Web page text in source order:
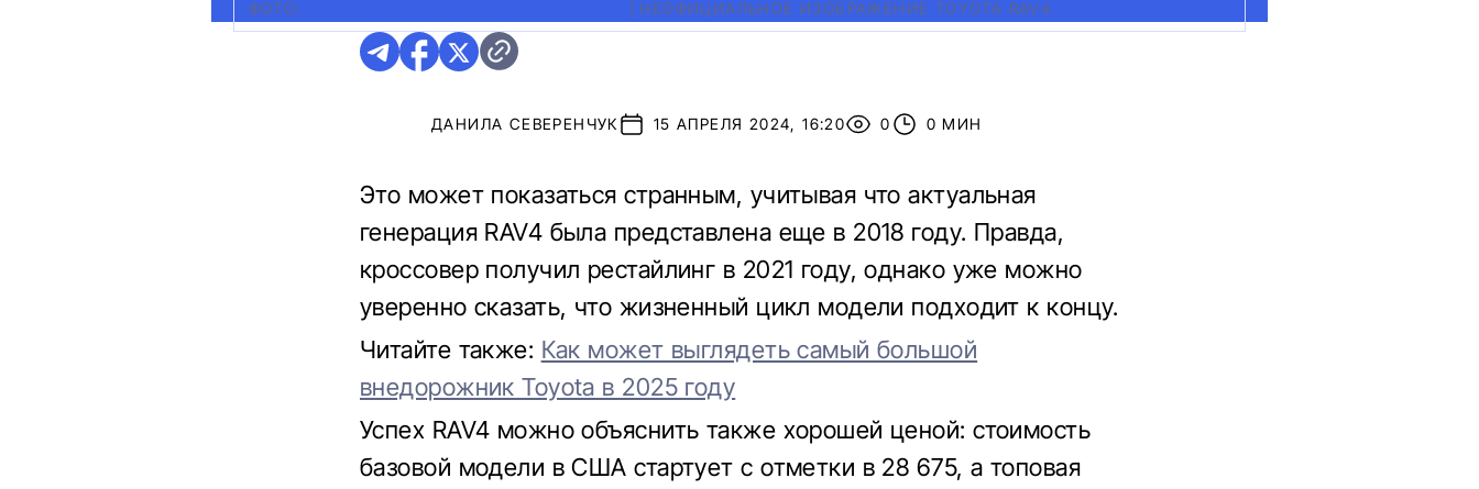
ФОТО: НЕОФИЦИАЛЬНОЕ ИЗОБРАЖЕНИЕ TOYOTA RAV4
ДАНИЛА СЕВЕРЕНЧУК 15 АПРЕЛЯ 2024, 16:20 0 0 МИН
Это может показаться странным, учитывая что актуальная
генерация RAV4 была представлена еще в 2018 году. Правда,
кроссовер получил рестайлинг в 2021 году, однако уже можно
уверенно сказать, что жизненный цикл модели подходит к концу.
Читайте также: Как может выглядеть самый большой
внедорожник Toyota в 2025 году
Успех RAV4 можно объяснить также хорошей ценой: стоимость
базовой модели в США стартует с отметки в 28 675, а топовая